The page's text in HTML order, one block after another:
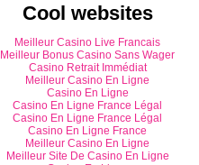
Cool websites
Meilleur Casino Live Francais
Meilleur Bonus Casino Sans Wager
Casino Retrait Immédiat
Meilleur Casino En Ligne
Casino En Ligne
Casino En Ligne France Légal
Casino En Ligne France Légal
Casino En Ligne France
Meilleur Casino En Ligne
Meilleur Site De Casino En Ligne